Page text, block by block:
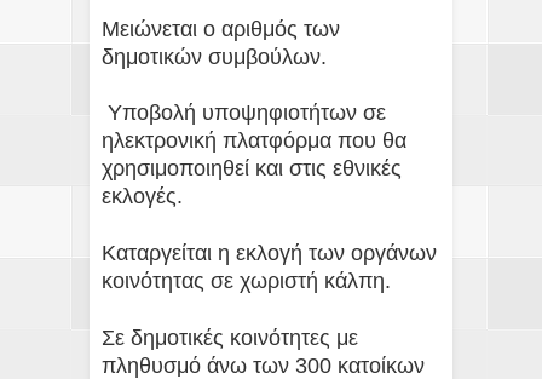
Μειώνεται ο αριθμός των
δημοτικών συμβούλων.
Υποβολή υποψηφιοτήτων σε
ηλεκτρονική πλατφόρμα που θα
χρησιμοποιηθεί και στις εθνικές
εκλογές.
Καταργείται η εκλογή των οργάνων
κοινότητας σε χωριστή κάλπη.
Σε δημοτικές κοινότητες με
πληθυσμό άνω των 300 κατοίκων